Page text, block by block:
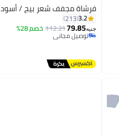
فرشاة مجفف شعر بيج / أسود One Size
3.2
213
جنيه79.85
112.21خصم 28%
توصيل مجاني
توصيل مجاني